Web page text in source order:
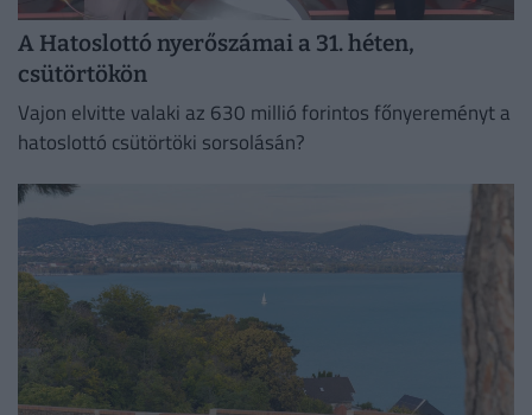
A Hatoslottó nyerőszámai a 31. héten,
csütörtökön
Vajon elvitte valaki az 630 millió forintos főnyereményt a
hatoslottó csütörtöki sorsolásán?